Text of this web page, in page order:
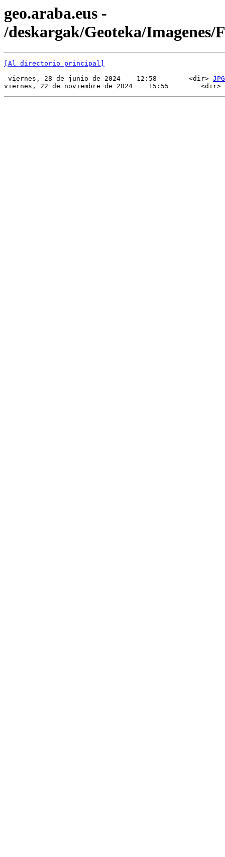
geo.araba.eus -
/deskargak/Geoteka/Imagenes/
[Al directorio principal]
viernes, 28 de junio de 2024    12:58        <dir> JPG
viernes, 22 de noviembre de 2024    15:55        <dir>